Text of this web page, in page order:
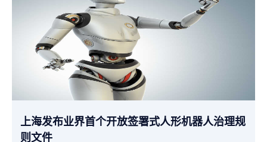
上海发布业界首个开放签署式人形机器人治理规
则文件